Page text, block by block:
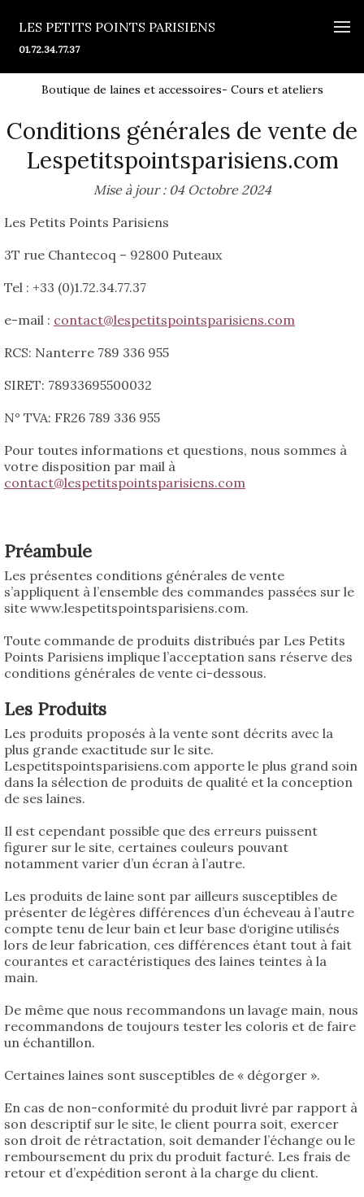
LES PETITS POINTS PARISIENS
01.72.34.77.37
Boutique de laines et accessoires- Cours et ateliers
Conditions générales de vente de
Lespetitspointsparisiens.com
Mise à jour : 04 Octobre 2024
Les Petits Points Parisiens
3T rue Chantecoq – 92800 Puteaux
Tel : +33 (0)1.72.34.77.37
e-mail : contact@lespetitspointsparisiens.com
RCS: Nanterre 789 336 955
SIRET: 78933695500032
N° TVA: FR26 789 336 955
Pour toutes informations et questions, nous sommes à
votre disposition par mail à
contact@lespetitspointsparisiens.com
Préambule
Les présentes conditions générales de vente
s’appliquent à l’ensemble des commandes passées sur le
site www.lespetitspointsparisiens.com.
Toute commande de produits distribués par Les Petits
Points Parisiens implique l’acceptation sans réserve des
conditions générales de vente ci-dessous.
Les Produits
Les produits proposés à la vente sont décrits avec la
plus grande exactitude sur le site.
Lespetitspointsparisiens.com apporte le plus grand soin
dans la sélection de produits de qualité et la conception
de ses laines.
Il est cependant possible que des erreurs puissent
figurer sur le site, certaines couleurs pouvant
notamment varier d’un écran à l’autre.
Les produits de laine sont par ailleurs susceptibles de
présenter de légères différences d’un écheveau à l’autre
compte tenu de leur bain et leur base d‘origine utilisés
lors de leur fabrication, ces différences étant tout à fait
courantes et caractéristiques des laines teintes à la
main.
De même que nous recommandons un lavage main, nous
recommandons de toujours tester les coloris et de faire
un échantillon.
Certaines laines sont susceptibles de « dégorger ».
En cas de non-conformité du produit livré par rapport à
son descriptif sur le site, le client pourra soit, exercer
son droit de rétractation, soit demander l’échange ou le
remboursement du prix du produit facturé. Les frais de
retour et d’expédition seront à la charge du client.